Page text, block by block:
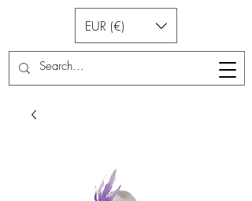
EUR (€)